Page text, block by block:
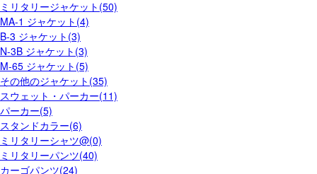
ミリタリージャケット(50)
MA-1 ジャケット(4)
B-3 ジャケット(3)
N-3B ジャケット(3)
M-65 ジャケット(5)
その他のジャケット(35)
スウェット・パーカー(11)
パーカー(5)
スタンドカラー(6)
ミリタリーシャツ@(0)
ミリタリーパンツ(40)
カーゴパンツ(24)